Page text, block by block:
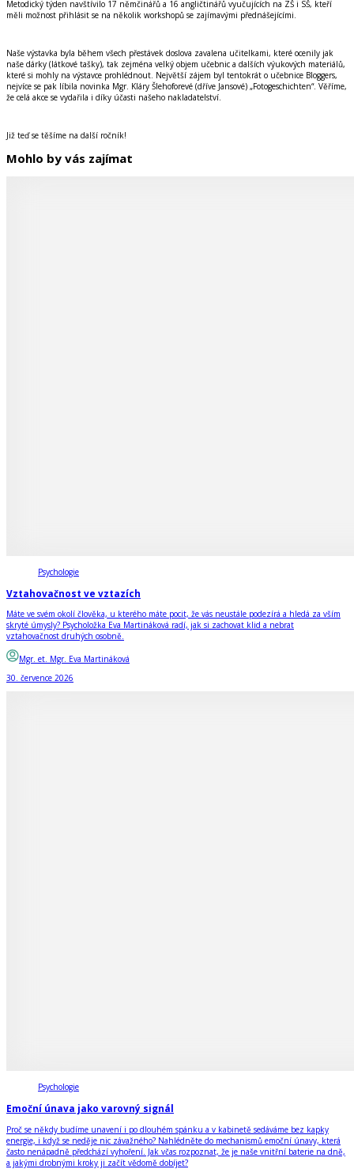
Metodický týden navštívilo 17 němčinářů a 16 angličtinářů vyučujících na ZŠ i SŠ, kteří
měli možnost přihlásit se na několik workshopů se zajímavými přednášejícími.
Naše výstavka byla během všech přestávek doslova zavalena učitelkami, které ocenily jak
naše dárky (látkové tašky), tak zejména velký objem učebnic a dalších výukových materiálů,
které si mohly na výstavce prohlédnout. Největší zájem byl tentokrát o učebnice Bloggers,
nejvíce se pak líbila novinka Mgr. Kláry Šlehoforevé (dříve Jansové) „Fotogeschichten“. Věříme,
že celá akce se vydařila i díky účasti našeho nakladatelství.
Již teď se těšíme na další ročník!
Mohlo by vás zajímat
Psychologie
Vztahovačnost ve vztazích
Máte ve svém okolí člověka, u kterého máte pocit, že vás neustále podezírá a hledá za vším
skryté úmysly? Psycholožka Eva Martináková radí, jak si zachovat klid a nebrat
vztahovačnost druhých osobně.
Mgr. et. Mgr. Eva Martináková
30. července 2026
Psychologie
Emoční únava jako varovný signál
Proč se někdy budíme unavení i po dlouhém spánku a v kabinetě sedáváme bez kapky
energie, i když se neděje nic závažného? Nahlédněte do mechanismů emoční únavy, která
často nenápadně předchází vyhoření. Jak včas rozpoznat, že je naše vnitřní baterie na dně,
a jakými drobnými kroky ji začít vědomě dobíjet?